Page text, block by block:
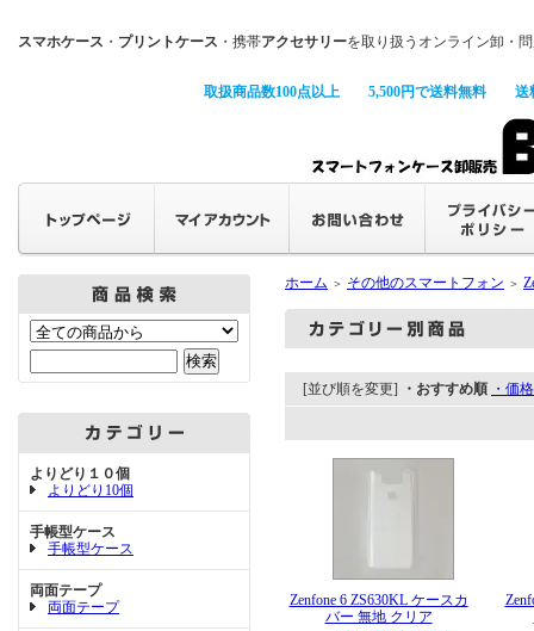
スマホケース ・ プリントケース ・携帯アクセサリーを取り扱うオンライン卸・
取扱商品数100点以上 5,500円で送料無料 送
よりどり１０個
よりどり10個
手帳型ケース
手帳型ケース
両面テープ
両面テープ
ホーム ＞ その他のスマートフォン ＞
[並び順を変更] ・おすすめ順 ・価
Zenfone 6 ZS630KL ケースカ
バー 無地 クリア